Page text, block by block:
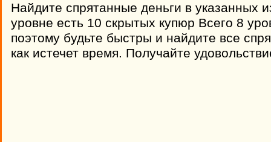
Найдите спрятанные деньги в указанных
уровне есть 10 скрытых купюр Всего 8
поэтому будьте быстры и найдите все
как истечет время. Получайте